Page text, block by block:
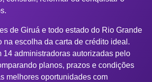
de Giruá e todo estado do Rio Grande
na escolha da carta de crédito ideal.
14 administradoras autorizadas pelo
planos, prazos e condições
melhores oportunidades com